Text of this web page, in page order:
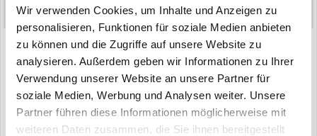
Wir verwenden Cookies, um Inhalte und Anzeigen zu
personalisieren, Funktionen für soziale Medien anbieten
zu können und die Zugriffe auf unsere Website zu
analysieren. Außerdem geben wir Informationen zu Ihrer
Verwendung unserer Website an unsere Partner für
soziale Medien, Werbung und Analysen weiter. Unsere
Partner führen diese Informationen möglicherweise mit
weiteren Daten zusammen, die Sie ihnen bereitgestellt
Geschrieben15. Februar 2020
Hyundai Robex 210LC-9 der Firma Dappen